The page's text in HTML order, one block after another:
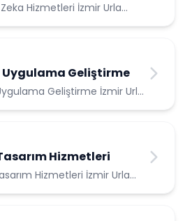
Uygulama Geliştirme
Hizmetleri